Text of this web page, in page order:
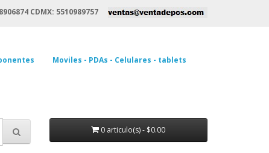
CDMX: 5510989757
Moviles - PDAs - Celulares - tablets
0 articulo(s) - $0.00